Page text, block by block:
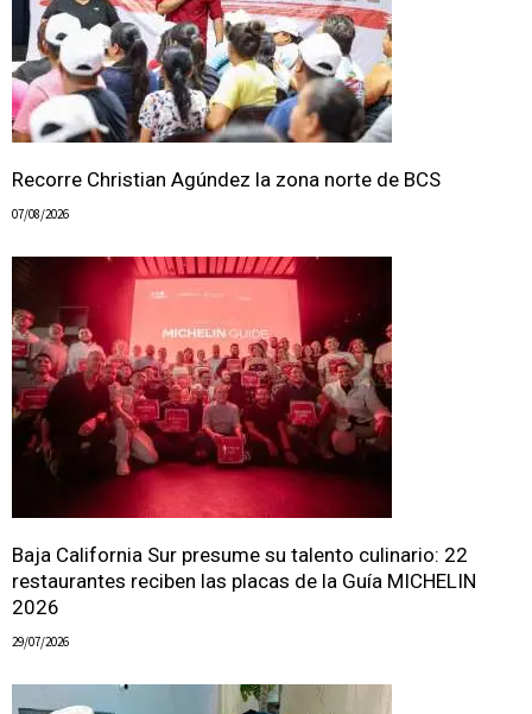
Recorre Christian Agúndez la zona norte de BCS
07/08/2026
Baja California Sur presume su talento culinario: 22
restaurantes reciben las placas de la Guía MICHELIN
2026
29/07/2026